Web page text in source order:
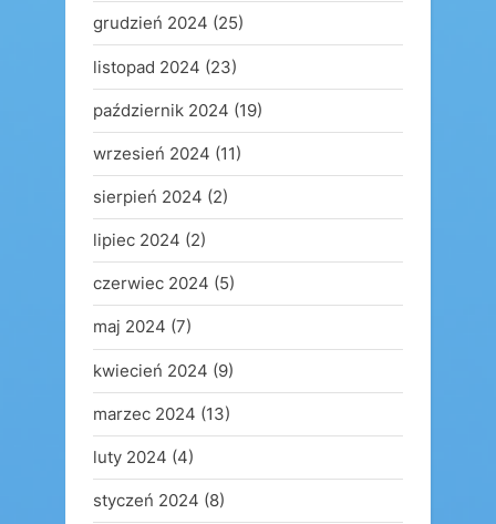
grudzień 2024 (25)
listopad 2024 (23)
październik 2024 (19)
wrzesień 2024 (11)
sierpień 2024 (2)
lipiec 2024 (2)
czerwiec 2024 (5)
maj 2024 (7)
kwiecień 2024 (9)
marzec 2024 (13)
luty 2024 (4)
styczeń 2024 (8)